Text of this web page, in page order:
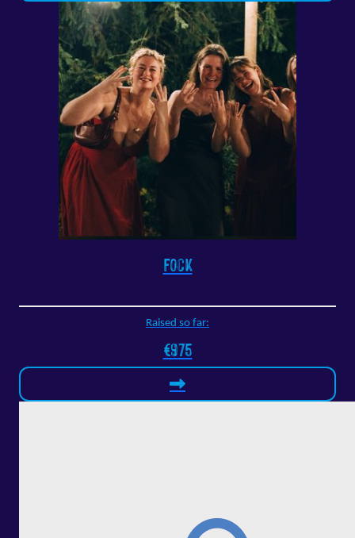
Fock
Raised so far:
€975